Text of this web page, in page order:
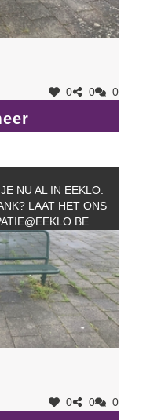
0 0 0
NU AL IN EEKLO.
LAAT HET ONS
0 0 0